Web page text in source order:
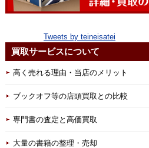
Tweets by teineisatei
買取サービスについて
高く売れる理由・当店のメリット
ブックオフ等の店頭買取との比較
専門書の査定と高価買取
大量の書籍の整理・売却